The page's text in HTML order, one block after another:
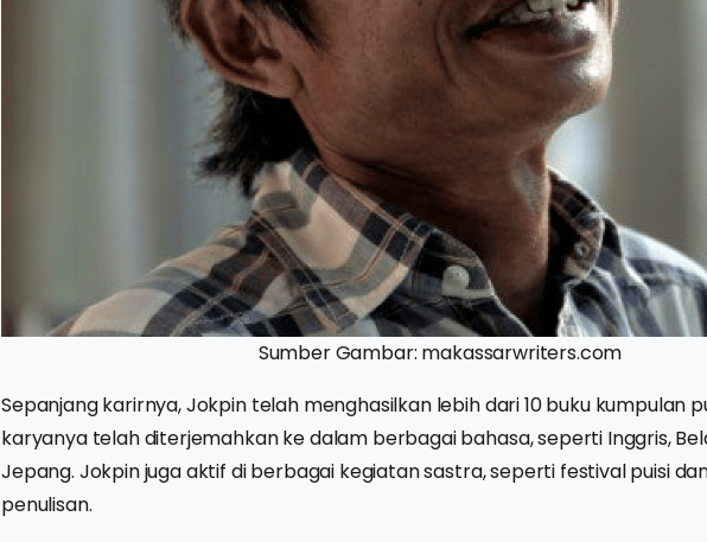
Sumber Gambar: makassarwriters.com
Sepanjang karirnya, Jokpin telah menghasilkan lebih dari 10 buku kumpulan
karyanya telah diterjemahkan ke dalam berbagai bahasa, seperti Inggris,
Jepang. Jokpin juga aktif di berbagai kegiatan sastra, seperti festival puisi
penulisan.